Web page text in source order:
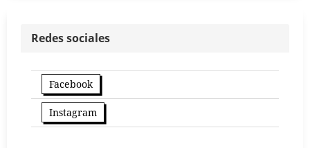
Redes sociales
Facebook
Instagram